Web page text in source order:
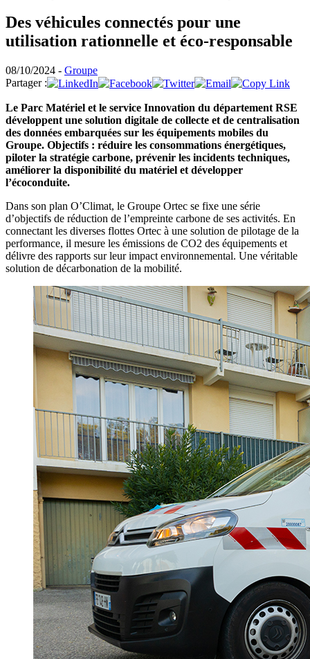
Des véhicules connectés pour une
utilisation rationnelle et éco-responsable
08/10/2024 - Groupe
Partager :
Le Parc Matériel et le service Innovation du département RSE
développent une solution digitale de collecte et de centralisation
des données embarquées sur les équipements mobiles du
Groupe. Objectifs : réduire les consommations énergétiques,
piloter la stratégie carbone, prévenir les incidents techniques,
améliorer la disponibilité du matériel et développer
l’écoconduite.
Dans son plan O’Climat, le Groupe Ortec se fixe une série
d’objectifs de réduction de l’empreinte carbone de ses activités. En
connectant les diverses flottes Ortec à une solution de pilotage de la
performance, il mesure les émissions de CO2 des équipements et
délivre des rapports sur leur impact environnemental. Une véritable
solution de décarbonation de la mobilité.